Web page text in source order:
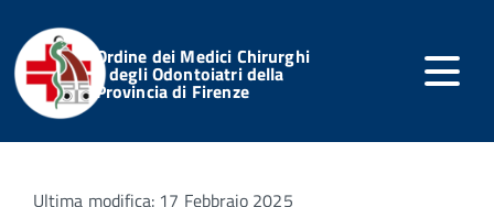
Ordine dei Medici Chirurghi
e degli Odontoiatri della
Provincia di Firenze
Home Ordine Codice Deontologico
Ultima modifica: 17 Febbraio 2025